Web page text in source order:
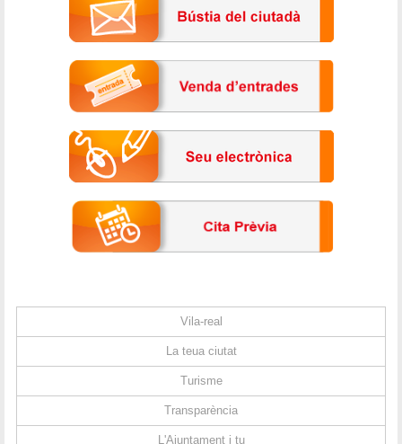
Vila-real
La teua ciutat
Turisme
Transparència
L'Ajuntament i tu